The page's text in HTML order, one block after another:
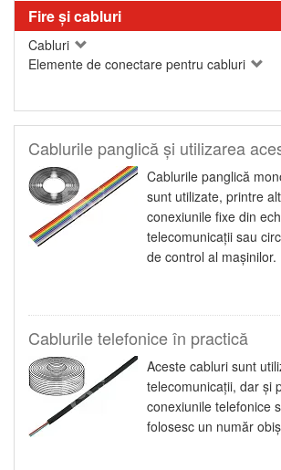
Fire şi cabluri
Cabluri
Elemente de conectare pentru cabluri
Cablurile panglică şi utilizarea
Cablurile panglică
sunt utilizate, printre
conexiunile fixe din
telecomunicaţii sau
de control al maşinilor.
Cablurile telefonice în practică
Aceste cabluri sunt
telecomunicaţii, dar şi
conexiunile telefonice
folosesc un număr